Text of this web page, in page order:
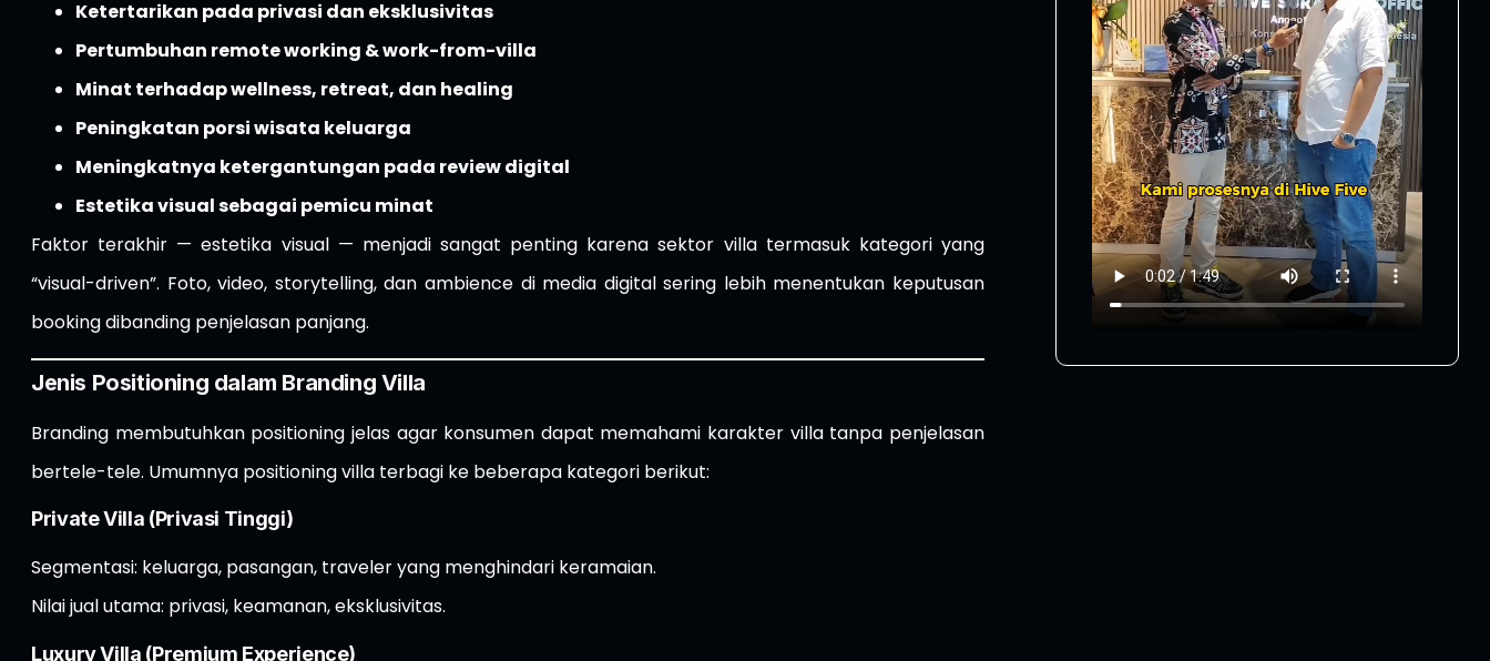
Ketertarikan pada privasi dan eksklusivitas
Pertumbuhan remote working & work-from-villa
Minat terhadap wellness, retreat, dan healing
Peningkatan porsi wisata keluarga
Meningkatnya ketergantungan pada review digital
Estetika visual sebagai pemicu minat
Faktor terakhir — estetika visual — menjadi sangat penting karena sektor villa termasuk kategori yang
“visual-driven”. Foto, video, storytelling, dan ambience di media digital sering lebih menentukan keputusan
booking dibanding penjelasan panjang.
Jenis Positioning dalam Branding Villa
Branding membutuhkan positioning jelas agar konsumen dapat memahami karakter villa tanpa penjelasan
bertele-tele. Umumnya positioning villa terbagi ke beberapa kategori berikut:
Private Villa (Privasi Tinggi)
Segmentasi: keluarga, pasangan, traveler yang menghindari keramaian.
Nilai jual utama: privasi, keamanan, eksklusivitas.
Luxury Villa (Premium Experience)